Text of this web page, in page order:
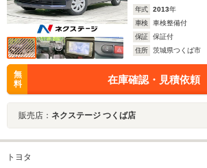
年式 2013年
車検
車検整備付
保証
保証付
住所
茨城県つくば市
無
料
在庫確認・見積依頼
販売店： ネクステージ つくば店
トヨタ